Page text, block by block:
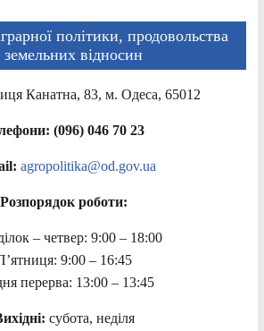
політики, продовольства
земельних відносин
Канатна, 83, м. Одеса, 65012
(096) 046 70 23
agropolitika@od.gov.ua
Розпорядок роботи:
– четвер: 9:00 – 18:00
9:00 – 16:45
перерва: 13:00 – 13:45
субота, неділя